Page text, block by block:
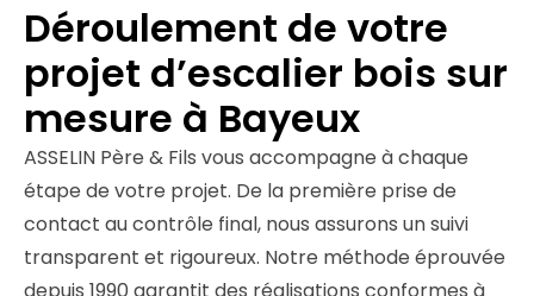
Déroulement de votre
projet d’escalier bois sur
mesure à Bayeux
ASSELIN Père & Fils vous accompagne à chaque
étape de votre projet. De la première prise de
contact au contrôle final, nous assurons un suivi
transparent et rigoureux. Notre méthode éprouvée